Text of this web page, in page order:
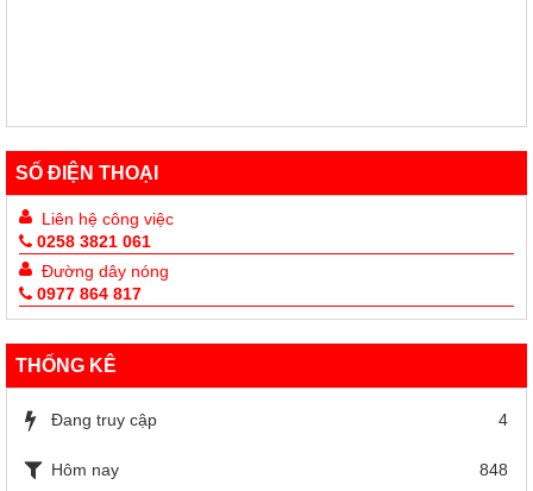
SỐ ĐIỆN THOẠI
Liên hệ công việc
0258 3821 061
Đường dây nóng
0977 864 817
THỐNG KÊ
Đang truy cập 4
Hôm nay
848